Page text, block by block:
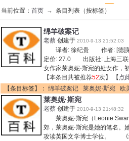
当前位置： 首页 → 条目列表（按标签）
绵羊破案记
老蔡 创建于 2010-9-13 21:52:03
译者: 徐纪贵 作者: [德]
定价: 27.0 出版社: 上海
女作家莱奥妮·斯宛的处女作，
【本条目共被推荐52次】 【 点
【条目标签】： 绵羊破案记 莱奥妮·斯宛 欧
莱奥妮·斯宛
老蔡 创建于 2010-9-13 21:48:32
莱奥妮·斯宛（Leonie
郊，莱奥妮·斯宛是她的笔名。
攻读英国文学博士学位。 《